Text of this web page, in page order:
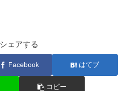
シェアする
Facebook はてブ
コピー